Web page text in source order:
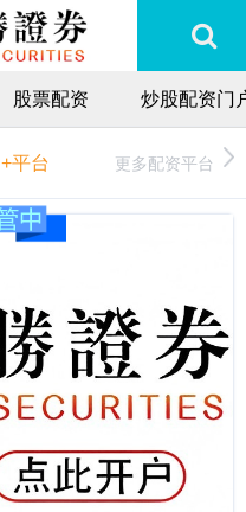
股票配资 炒股配资门
+平台 更多配资平台